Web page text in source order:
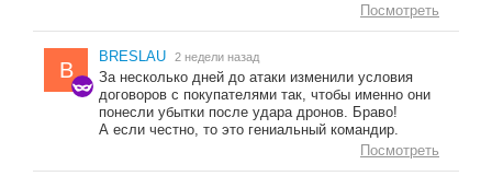
Посмотреть
B
BRESLAU 2 недели назад
За несколько дней до атаки изменили условия
договоров с покупателями так, чтобы именно они
понесли убытки после удара дронов. Браво!
А если честно, то это гениальный командир.
Посмотреть